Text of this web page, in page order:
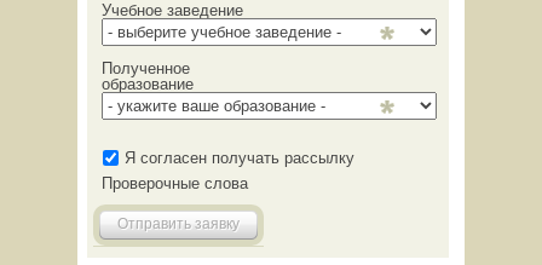
Учебное заведение
Полученное
образование
Я согласен получать рассылку
Проверочные слова
Отправить заявку